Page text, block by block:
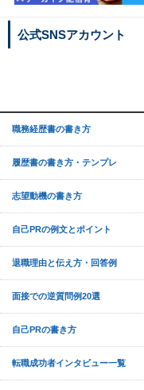
公式SNSアカウント
職務経歴書の書き方
履歴書の書き方・テンプレ
志望動機の書き方
自己PRの例文とポイント
退職理由と伝え方・回答例
面接での逆質問例20選
自己PRの書き方
転職成功者インタビュー一覧